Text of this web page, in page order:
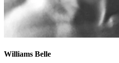
Williams Belle